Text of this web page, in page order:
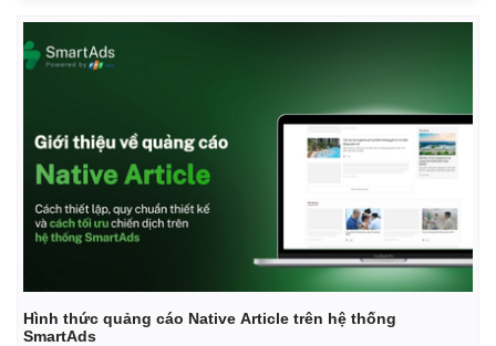
Hình thức quảng cáo Native Article trên hệ thống
SmartAds